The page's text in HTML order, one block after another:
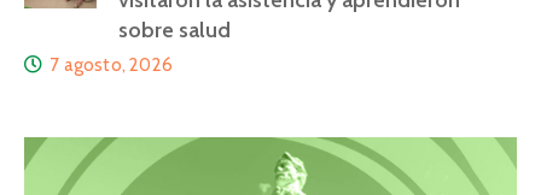
sobre salud
7 agosto, 2026